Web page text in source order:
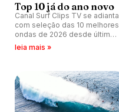
Top 10 já do ano novo
Canal Surf Clips TV se adianta
com seleção das 10 melhores
ondas de 2026 desde último
dia 2 com imagens que
leia mais »